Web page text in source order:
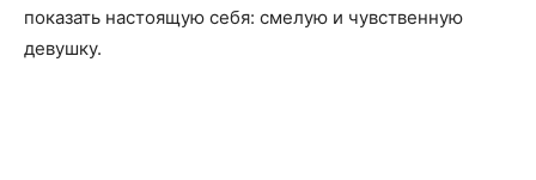
показать настоящую себя: смелую и чувственную
девушку.